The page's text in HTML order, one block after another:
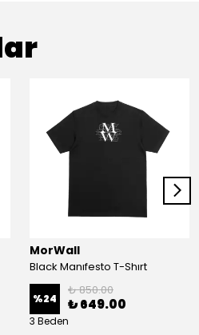
MorWall
Black Manıfesto T-Shırt
%24
₺ 850.00
₺ 649.00
3 Beden